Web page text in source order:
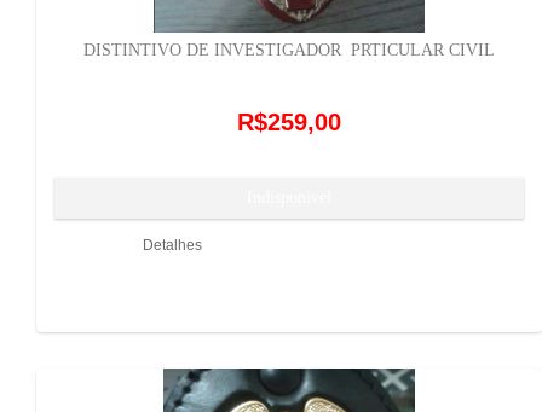
DISTINTIVO DE INVESTIGADOR PRTICULAR CIVIL
R$259,00
Detalhes